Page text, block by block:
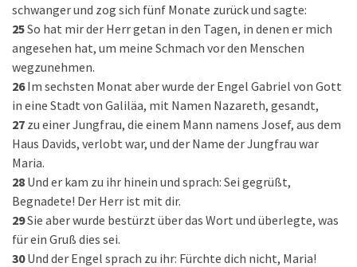
schwanger und zog sich fünf Monate zurück und sagte:
25So hat mir der Herr getan in den Tagen, in denen er mich
angesehen hat, um meine Schmach vor den Menschen
wegzunehmen.
26 Im sechsten Monat aber wurde der Engel Gabriel von Gott
in eine Stadt von Galiläa, mit Namen Nazareth, gesandt,
27 zu einer Jungfrau, die einem Mann namens Josef, aus dem
Haus Davids, verlobt war, und der Name der Jungfrau war
Maria.
28 Und er kam zu ihr hinein und sprach: Sei gegrüßt,
Begnadete! Der Herr ist mit dir.
29Sie aber wurde bestürzt über das Wort und überlegte, was
für ein Gruß dies sei.
30 Und der Engel sprach zu ihr: Fürchte dich nicht, Maria!